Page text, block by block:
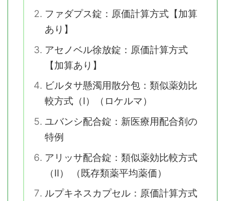
ファダプス錠：原価計算方式【加算
あり】
アセノベル徐放錠：原価計算方式
【加算あり】
ビルタサ懸濁用散分包：類似薬効比
較方式（Ⅰ）（ロケルマ）
ユバンシ配合錠：新医療用配合剤の
特例
アリッサ配合錠：類似薬効比較方式
（Ⅱ） （既存類薬平均薬価）
ルプキネスカプセル：原価計算方式